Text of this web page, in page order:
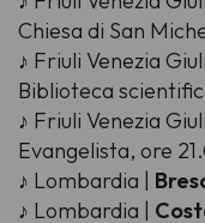
Chiesa di San
♪ Friuli Venezia
Biblioteca
♪ Friuli Venezia
Evangelista, ore
♪ Lombardia |
♪ Lombardia |